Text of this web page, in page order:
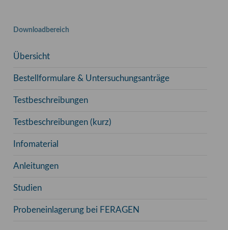
Downloadbereich
Übersicht
Bestellformulare & Untersuchungsanträge
Testbeschreibungen
Testbeschreibungen (kurz)
Infomaterial
Anleitungen
Studien
Probeneinlagerung bei FERAGEN